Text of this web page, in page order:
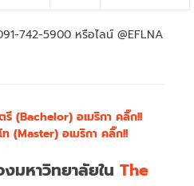
742-5900 หรือไลน์ @EFLNA
รี (Bachelor) อเมริกา คลิ๊ก!!
ท (Master) อเมริกา คลิ๊ก!!
งมหาวิทยาลัยใน The